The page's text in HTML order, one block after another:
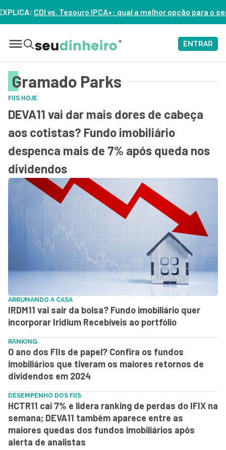
IPCA+: qual a melhor opção para o seu dinheiro hoje? –
ENTRAR
Gramado Parks
FIIS HOJE
DEVA11 vai dar mais dores de cabeça
aos cotistas? Fundo imobiliário
despenca mais de 7% após queda nos
dividendos
ARRUMANDO A CASA
IRDM11 vai sair da bolsa? Fundo imobiliário quer
incorporar Iridium Recebíveis ao portfólio
RANKING
O ano dos FIIs de papel? Confira os fundos
imobiliários que tiveram os maiores retornos de
dividendos em 2024
DESEMPENHO DOS FIIS
HCTR11 cai 7% e lidera ranking de perdas do IFIX na
semana; DEVA11 também aparece entre as
maiores quedas dos fundos imobiliários após
alerta de analistas